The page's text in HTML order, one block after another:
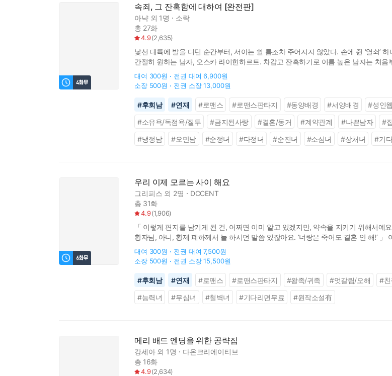
속죄, 그 잔혹함에 대하여 [완전판]
아냑외 1명
소락
총 27화
4.9(2,635)
낯선 대륙에 발을 디딘 순간부터, 서아는 쉴 틈조차 주어지지 않았다. 손에 쥔 ‘열쇠’
간절히 원하는 남자, 오스카 라이힌하르트. 차갑고 잔혹하기로 이름 높은 남자는 처
서로를 이용해야만 살아남을 수 있는 관계. 하지만 함께 지내는 시간이 길어질수록,
대여 300원 전권 대여 6,900원
소장 500원 전권 소장 13,000원
#후회남 #연재 #로맨스 #로맨스판타지 #동양배경 #서양배경 #성인
#소유욕/독점욕/질투 #금지된사랑 #결혼/동거 #계약관계 #나쁜남자 #
#냉정남 #오만남 #순정녀 #다정녀 #순진녀 #소심녀 #상처녀 #기
우리 이제 모르는 사이 해요
그리피스 외 2명
DCCENT
총 31화
4.9(1,906)
「 이렇게 편지를 남기게 된 건, 어쩌면 이미 알고 있겠지만, 약속을 지키기 위해서
황자님, 아니, 황제 폐하께서 늘 하시던 말씀 있잖아요. ‘너랑은 죽어도 결혼 안 해!’
감춘다. 하지만 자신을 찾지 않을 거라는 엘리샤의 예상과는 다르게, 에리히는 곧바
대여 300원 전권 대여 7,500원
소장 500원 전권 소장 15,500원
#후회남 #연재 #로맨스 #로맨스판타지 #왕족/귀족 #엇갈림/오해 #친
#능력녀 #무심녀 #철벽녀 #기다리면무료 #원작소설有
메리 배드 엔딩을 위한 공략집
강세아외 1명
다온크리에이티브
총 16화
4.9(2,634)